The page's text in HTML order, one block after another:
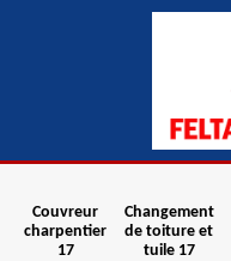
Couvreur
charpentier
17
Changement
de toiture et
tuile 17